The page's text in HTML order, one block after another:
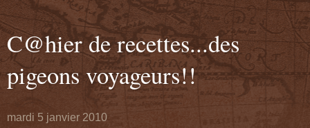
C@hier de recettes...des
pigeons voyageurs!!
mardi 5 janvier 2010